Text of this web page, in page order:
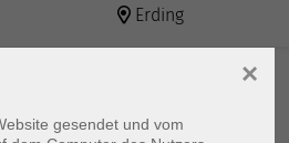
Erding
gesendet und vom
×